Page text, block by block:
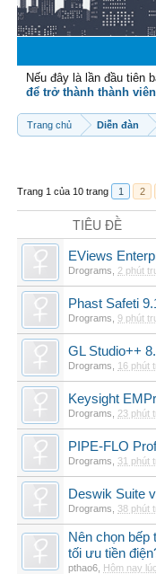
Nếu đây là lần đầu tiên
để trở thành thành viên
Trang chủ Diễn đàn
Trang 1 của 10 trang 1 2
TIÊU ĐỀ
EViews
Drograms 2 phút
Phast Safeti
Drograms 9 phút
GL Studio++
Drograms 16 phút
Keysight
Drograms 23 phút
PIPE-FLO
Drograms 31 phút
Deswik Suite
Drograms 38 phút
Nên chọn bếp
tối ưu tiền
pthao6 Hôm nay